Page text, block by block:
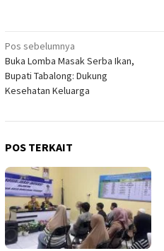
Navigasi
pos
Pos sebelumnya
Buka Lomba Masak Serba Ikan,
Bupati Tabalong: Dukung
Kesehatan Keluarga
POS TERKAIT